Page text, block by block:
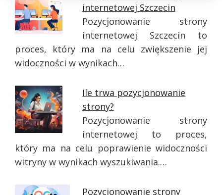
internetowej Szczecin
Pozycjonowanie strony
internetowej Szczecin to
proces, który ma na celu zwiększenie jej
widoczności w wynikach…
Ile trwa pozycjonowanie
strony?
Pozycjonowanie strony
internetowej to proces,
który ma na celu poprawienie widoczności
witryny w wynikach wyszukiwania.…
Pozycjonowanie strony